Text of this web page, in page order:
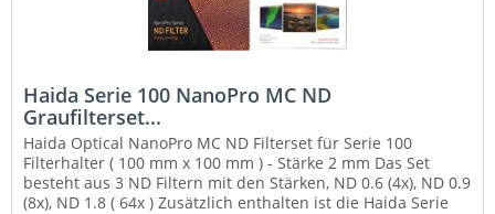
Haida Serie 100 NanoPro MC ND
Graufilterset...
Haida Optical NanoPro MC ND Filterset für Serie 100
Filterhalter ( 100 mm x 100 mm ) - Stärke 2 mm Das Set
besteht aus 3 ND Filtern mit den Stärken, ND 0.6 (4x), ND 0.9
(8x), ND 1.8 ( 64x ) Zusätzlich enthalten ist die Haida Serie